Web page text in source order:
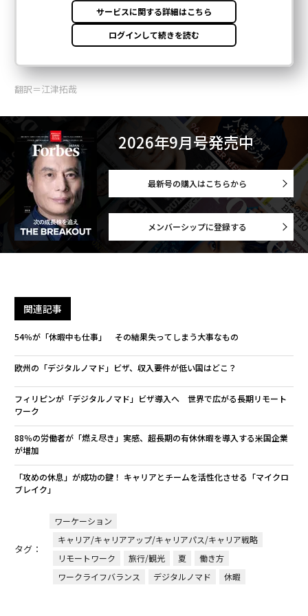
翻訳＝江津拓哉
2026年9月号発売中
最新号の購入はこちらから
メンバーシップに登録する
関連記事
54％が「休暇中も仕事」 その結果失ってしまう大事なもの
欧州の「デジタルノマド」ビザ、収入要件が低い国はどこ？
フィリピンが「デジタルノマド」ビザ導入へ 世界で広がる長期リモート
ワーク
88％の労働者が「燃え尽き」実感、超長期の有休休暇を導入する米国企業
が増加
「攻めの休息」が成功の鍵！ キャリアとチームを活性化させる「マイクロ
ブレイク」
タグ：
ワーケーション
キャリア/キャリアアップ/キャリアパス/キャリア戦略
リモートワーク
旅行/観光 夏
働き方
ワークライフバランス
デジタルノマド 休暇